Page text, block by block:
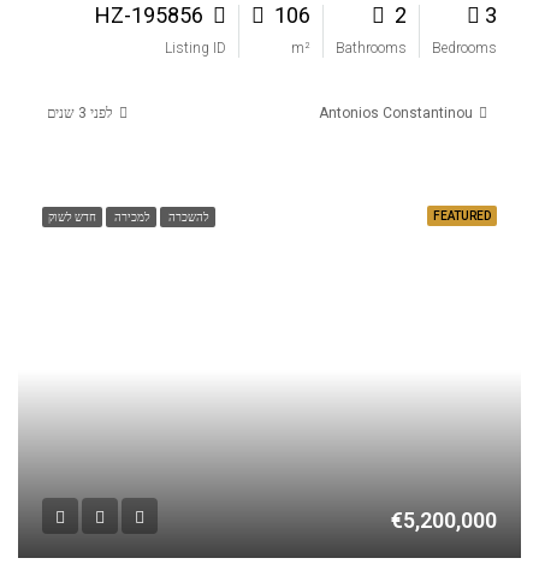
3
Bedrooms
2
Bathrooms
106
m²
HZ-195856
Listing ID
Antonios Constantinou לפני 3 שנים
FEATURED להשכרה למכירה חדש לשוק
€5,200,000